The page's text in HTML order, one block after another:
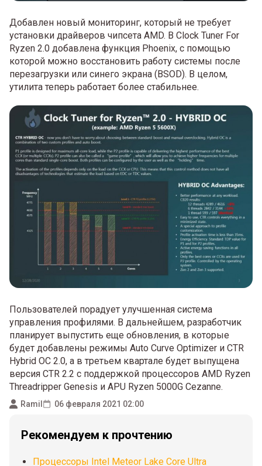
Добавлен новый мониторинг, который не требует
установки драйверов чипсета AMD. В Clock Tuner For
Ryzen 2.0 добавлена функция Phoenix, с помощью
которой можно восстановить работу системы после
перезагрузки или синего экрана (BSOD). В целом,
утилита теперь работает более стабильнее.
Пользователей порадует улучшенная система
управления профилями. В дальнейшем, разработчик
планирует выпустить еще обновления, в которые
будет добавлены режимы Auto Curve Optimizer и CTR
Hybrid OC 2.0, а в третьем квартале будет выпущена
версия CTR 2.2 с поддержкой процессоров AMD Ryzen
Threadripper Genesis и APU Ryzen 5000G Cezanne.
Ramil 06 февраля 2021 02:00
Рекомендуем к прочтению
Процессоры Intel Meteor Lake Core Ultra